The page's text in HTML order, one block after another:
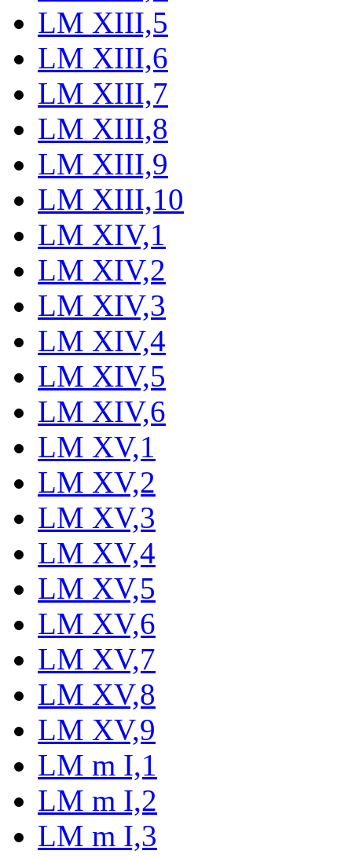
LM XIII,5
LM XIII,6
LM XIII,7
LM XIII,8
LM XIII,9
LM XIII,10
LM XIV,1
LM XIV,2
LM XIV,3
LM XIV,4
LM XIV,5
LM XIV,6
LM XV,1
LM XV,2
LM XV,3
LM XV,4
LM XV,5
LM XV,6
LM XV,7
LM XV,8
LM XV,9
LM m I,1
LM m I,2
LM m I,3